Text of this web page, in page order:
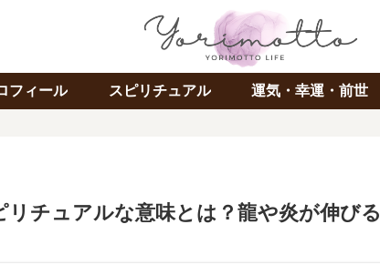
フィール スピリチュアル 運気・幸運・前世
チュアルな意味とは？龍や炎が伸びる